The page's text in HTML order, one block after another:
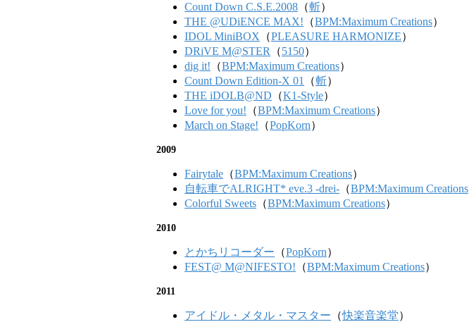
Count Down C.S.E.2008 （斬）
THE @UDiENCE MAX! （BPM:Maximum Creations）
IDOL MiniBOX （PLEASURE HARMONIZE）
DRiVE M@STER
（5150）
dig it! （BPM:Maximum Creations）
Count Down Edition-X 01
（斬）
THE iDOLB@ND （K1-Style）
Love for you! （BPM:Maximum Creations）
March on Stage! （PopKorn）
2009
Fairytale （BPM:Maximum Creations）
自転車でALRIGHT* eve.3 -drei- （BPM:Maximum Creations
Colorful Sweets （BPM:Maximum Creations）
2010
とかちリコーダー （PopKorn）
FEST@ M@NIFESTO! （BPM:Maximum Creations）
2011
アイドル・メタル・マスター （快楽音楽堂）